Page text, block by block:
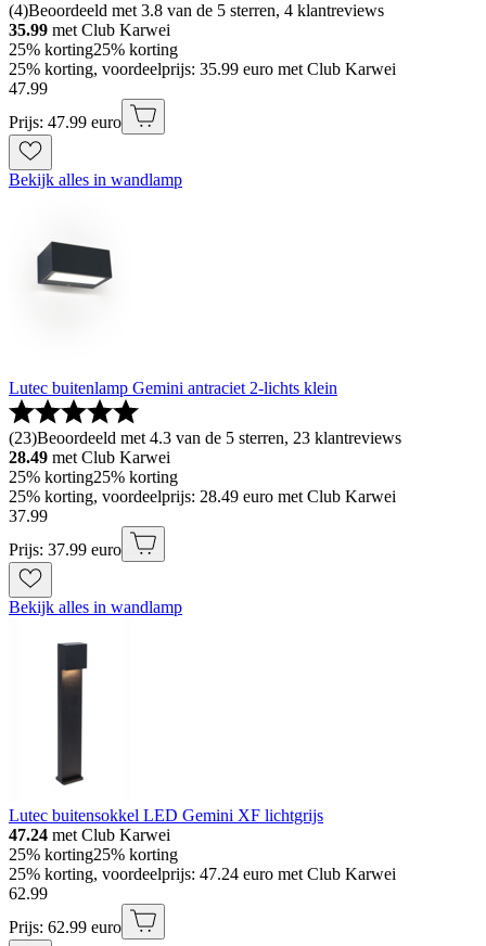
(4)Beoordeeld met 3.8 van de 5 sterren, 4 klantreviews
35.99 met Club Karwei
25% korting25% korting
25% korting, voordeelprijs: 35.99 euro met Club Karwei
47.99
Prijs: 47.99 euro
Bekijk alles in wandlamp
Lutec buitenlamp Gemini antraciet 2-lichts klein
(23)Beoordeeld met 4.3 van de 5 sterren, 23 klantreviews
28.49 met Club Karwei
25% korting25% korting
25% korting, voordeelprijs: 28.49 euro met Club Karwei
37.99
Prijs: 37.99 euro
Bekijk alles in wandlamp
Lutec buitensokkel LED Gemini XF lichtgrijs
47.24 met Club Karwei
25% korting25% korting
25% korting, voordeelprijs: 47.24 euro met Club Karwei
62.99
Prijs: 62.99 euro